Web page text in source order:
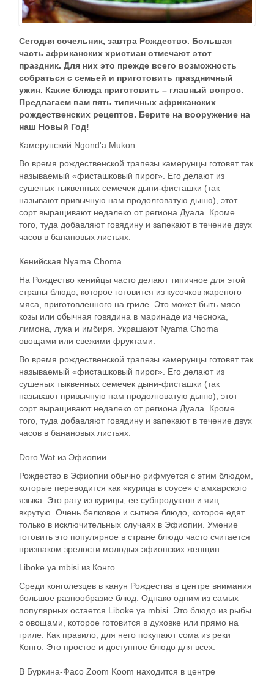
Сегодня сочельник, завтра Рождество. Большая
часть африканских христиан отмечают этот
праздник. Для них это прежде всего возможность
собраться с семьей и приготовить праздничный
ужин. Какие блюда приготовить – главный вопрос.
Предлагаем вам пять типичных африканских
рождественских рецептов. Берите на вооружение на
наш Новый Год!
Камерунский Ngond'a Mukon
Во время рождественской трапезы камерунцы готовят так
называемый «фисташковый пирог». Его делают из
сушеных тыквенных семечек дыни-фисташки (так
называют привычную нам продолговатую дыню), этот
сорт выращивают недалеко от региона Дуала. Кроме
того, туда добавляют говядину и запекают в течение двух
часов в банановых листьях.
Кенийская Nyama Choma
На Рождество кенийцы часто делают типичное для этой
страны блюдо, которое готовится из кусочков жареного
мяса, приготовленного на гриле. Это может быть мясо
козы или обычная говядина в маринаде из чеснока,
лимона, лука и имбиря. Украшают Nyama Choma
овощами или свежими фруктами.
Во время рождественской трапезы камерунцы готовят так
называемый «фисташковый пирог». Его делают из
сушеных тыквенных семечек дыни-фисташки (так
называют привычную нам продолговатую дыню), этот
сорт выращивают недалеко от региона Дуала. Кроме
того, туда добавляют говядину и запекают в течение двух
часов в банановых листьях.
Doro Wat из Эфиопии
Рождество в Эфиопии обычно рифмуется с этим блюдом,
которые переводится как «курица в соусе» с амхарского
языка. Это рагу из курицы, ее субпродуктов и яиц
вкрутую. Очень белковое и сытное блюдо, которое едят
только в исключительных случаях в Эфиопии. Умение
готовить это популярное в стране блюдо часто считается
признаком зрелости молодых эфиопских женщин.
Liboke ya mbisi из Конго
Среди конголезцев в канун Рождества в центре внимания
большое разнообразие блюд. Однако одним из самых
популярных остается Liboke ya mbisi. Это блюдо из рыбы
с овощами, которое готовится в духовке или прямо на
гриле. Как правило, для него покупают сома из реки
Конго. Это простое и доступное блюдо для всех.
В Буркина-Фасо Zoom Koom находится в центре